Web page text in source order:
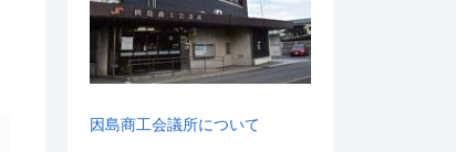
因島商工会議所について